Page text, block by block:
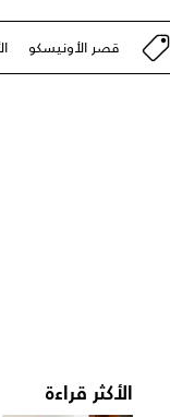
قصر الأونيسكو
الأكثر قراءة